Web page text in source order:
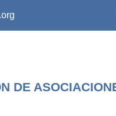
DE